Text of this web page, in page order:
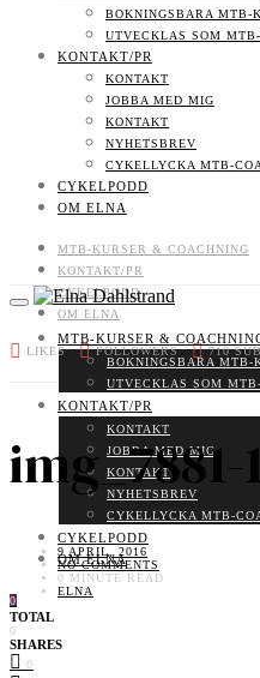
BOKNINGSBARA MTB-
UTVECKLAS SOM
KONTAKT/PR
KONTAKT
JOBBA MED MIG
KONTAKT
NYHETSBREV
CYKELLYCKA MTB-
CYKELPODD
OM ELNA
MTB-KURSER & COACHNING
KONTAKT/PR
CYKELPODD
OM ELNA
LIKES FOLLOWERS 710
MTB-KURSER &
BOKNINGSBARA MTB-
UTVECKLAS SOM
KONTAKT/PR
KONTAKT
JOBBA MED MIG
KONTAKT
NYHETSBREV
CYKELLYCKA MTB-
CYKELPODD
OM ELNA
0
9 APRIL, 2016
NO COMMENTS
0 MINUTE READ
ELNA
TOTAL
0
SHARES
0